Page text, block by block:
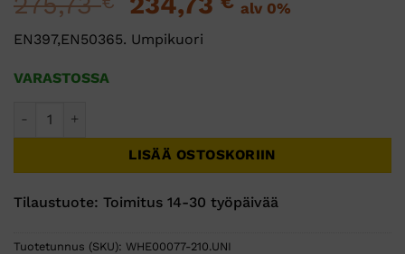
oli:
346,04 €.
on:
hinta
oli:
alv 0%
EN397,EN50365. Umpikuori
VARASTOSSA
LISÄÄ OSTOSKORIIN
Tilaustuote: Toimitus 14-30 työpäivää
Tuotetunnus (SKU): WHE00077-210.UNI